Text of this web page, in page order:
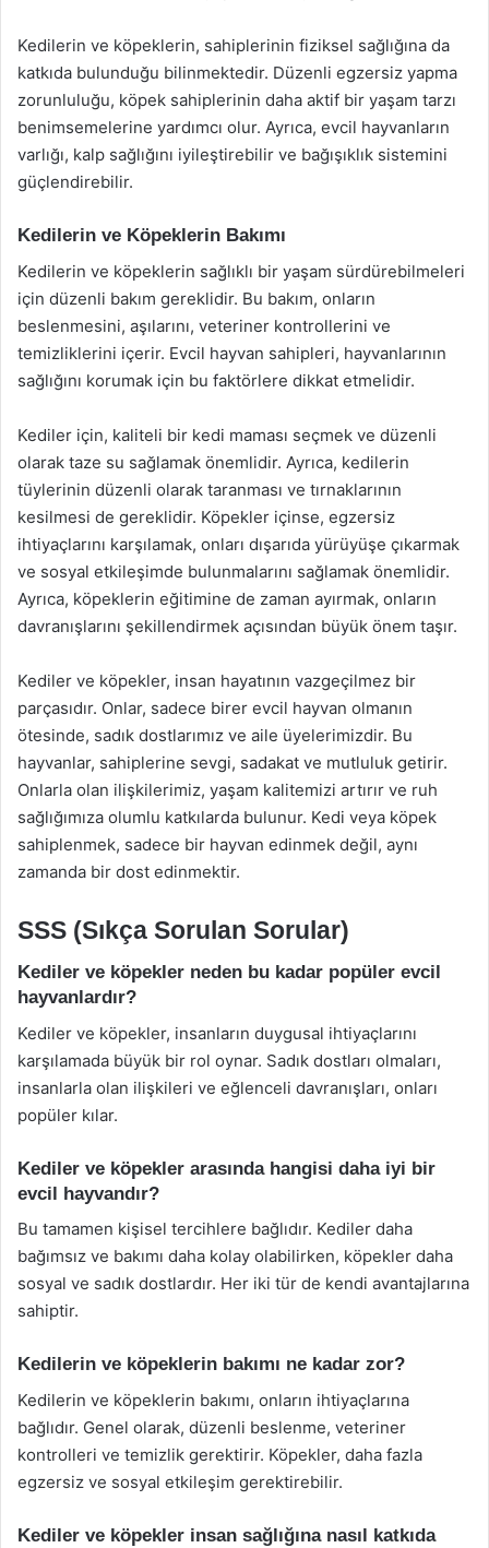
Kedilerin ve köpeklerin, sahiplerinin fiziksel sağlığına da
katkıda bulunduğu bilinmektedir. Düzenli egzersiz yapma
zorunluluğu, köpek sahiplerinin daha aktif bir yaşam tarzı
benimsemelerine yardımcı olur. Ayrıca, evcil hayvanların
varlığı, kalp sağlığını iyileştirebilir ve bağışıklık sistemini
güçlendirebilir.
Kedilerin ve Köpeklerin Bakımı
Kedilerin ve köpeklerin sağlıklı bir yaşam sürdürebilmeleri
için düzenli bakım gereklidir. Bu bakım, onların
beslenmesini, aşılarını, veteriner kontrollerini ve
temizliklerini içerir. Evcil hayvan sahipleri, hayvanlarının
sağlığını korumak için bu faktörlere dikkat etmelidir.
Kediler için, kaliteli bir kedi maması seçmek ve düzenli
olarak taze su sağlamak önemlidir. Ayrıca, kedilerin
tüylerinin düzenli olarak taranması ve tırnaklarının
kesilmesi de gereklidir. Köpekler içinse, egzersiz
ihtiyaçlarını karşılamak, onları dışarıda yürüyüşe çıkarmak
ve sosyal etkileşimde bulunmalarını sağlamak önemlidir.
Ayrıca, köpeklerin eğitimine de zaman ayırmak, onların
davranışlarını şekillendirmek açısından büyük önem taşır.
Kediler ve köpekler, insan hayatının vazgeçilmez bir
parçasıdır. Onlar, sadece birer evcil hayvan olmanın
ötesinde, sadık dostlarımız ve aile üyelerimizdir. Bu
hayvanlar, sahiplerine sevgi, sadakat ve mutluluk getirir.
Onlarla olan ilişkilerimiz, yaşam kalitemizi artırır ve ruh
sağlığımıza olumlu katkılarda bulunur. Kedi veya köpek
sahiplenmek, sadece bir hayvan edinmek değil, aynı
zamanda bir dost edinmektir.
SSS (Sıkça Sorulan Sorular)
Kediler ve köpekler neden bu kadar popüler evcil
hayvanlardır?
Kediler ve köpekler, insanların duygusal ihtiyaçlarını
karşılamada büyük bir rol oynar. Sadık dostları olmaları,
insanlarla olan ilişkileri ve eğlenceli davranışları, onları
popüler kılar.
Kediler ve köpekler arasında hangisi daha iyi bir
evcil hayvandır?
Bu tamamen kişisel tercihlere bağlıdır. Kediler daha
bağımsız ve bakımı daha kolay olabilirken, köpekler daha
sosyal ve sadık dostlardır. Her iki tür de kendi avantajlarına
sahiptir.
Kedilerin ve köpeklerin bakımı ne kadar zor?
Kedilerin ve köpeklerin bakımı, onların ihtiyaçlarına
bağlıdır. Genel olarak, düzenli beslenme, veteriner
kontrolleri ve temizlik gerektirir. Köpekler, daha fazla
egzersiz ve sosyal etkileşim gerektirebilir.
Kediler ve köpekler insan sağlığına nasıl katkıda